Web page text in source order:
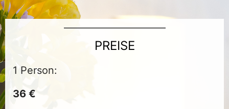
PREISE
1 Person:
36 €